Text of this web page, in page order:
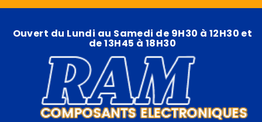
Ouvert du Lundi au Samedi de 9H30 à 12H30 et
de 13H45 à 18H30